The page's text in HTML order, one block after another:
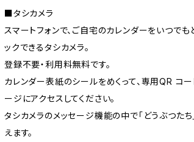
■タシカメラ
スマートフォンで、ご自宅のカレンダーをいつでも
ックできるタシカメラ。
登録不要・利用料無料です。
カレンダー表紙のシールをめくって、専用QR コ
ージにアクセスしてください。
タシカメラのメッセージ機能の中で「どうぶつたち
えます。